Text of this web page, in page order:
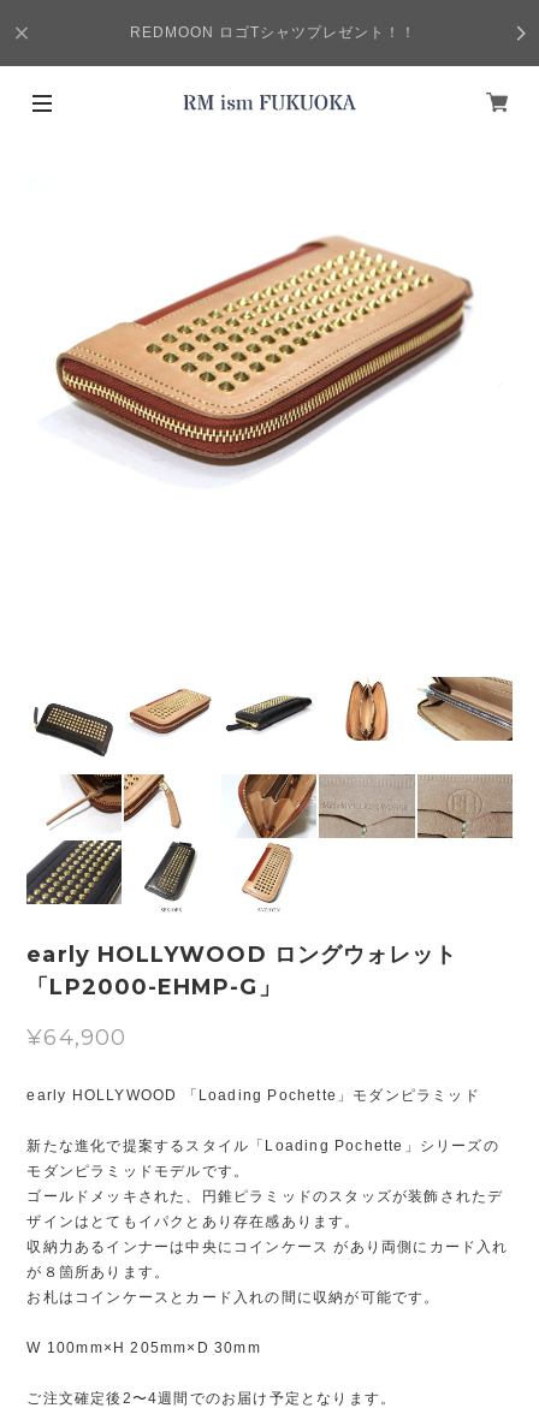
REDMOON ロゴTシャツプレゼント！！
early HOLLYWOOD ロングウォレット
「LP2000-EHMP-G」
¥64,900
early HOLLYWOOD 「Loading Pochette」モダンピラミッド
新たな進化で提案するスタイル「Loading Pochette」シリーズの
モダンピラミッドモデルです。
ゴールドメッキされた、円錐ピラミッドのスタッズが装飾されたデ
ザインはとてもイパクとあり存在感あります。
収納力あるインナーは中央にコインケース があり両側にカード入れ
が８箇所あります。
お札はコインケースとカード入れの間に収納が可能です。
W 100mm×H 205mm×D 30mm
ご注文確定後2〜4週間でのお届け予定となります。